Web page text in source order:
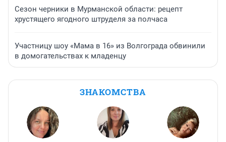
Сезон черники в Мурманской области: рецепт
хрустящего ягодного штруделя за полчаса
Участницу шоу «Мама в 16» из Волгограда обвинили
в домогательствах к младенцу
ЗНАКОМСТВА